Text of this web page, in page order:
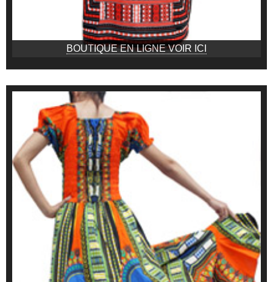
BOUTIQUE EN LIGNE VOIR ICI